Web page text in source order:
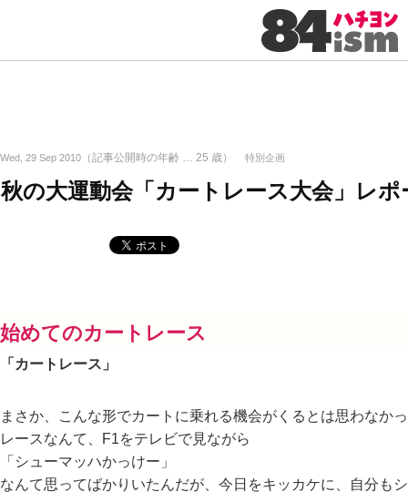
Wed, 29 Sep 2010 （記事公開時の年齢 … 25 歳） 特別企画
秋の大運動会「カートレース大会」レポ
始めてのカートレース
「カートレース」
まさか、こんな形でカートに乗れる機会がくるとは思わなか
レースなんて、F1をテレビで見ながら
「シューマッハかっけー」
なんて思ってばかりいたんだが、今日をキッカケに、自分も